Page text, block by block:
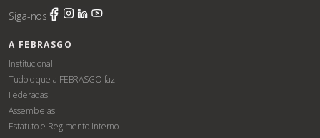
Siga-nos
A FEBRASGO
Institucional
Tudo o que a FEBRASGO faz
Federadas
Assembleias
Estatuto e Regimento Interno